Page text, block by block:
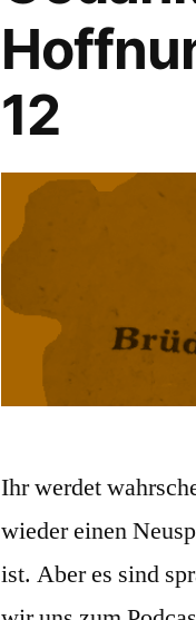
12
Ihr werdet
wieder einen
ist. Aber es sind